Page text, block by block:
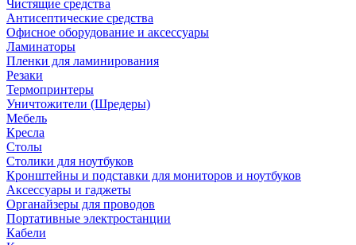
Чистящие средства
Антисептические средства
Офисное оборудование и аксессуары
Ламинаторы
Пленки для ламинирования
Резаки
Термопринтеры
Уничтожители (Шредеры)
Мебель
Кресла
Столы
Столики для ноутбуков
Кронштейны и подставки для мониторов и ноутбуков
Аксессуары и гаджеты
Органайзеры для проводов
Портативные электростанции
Кабели